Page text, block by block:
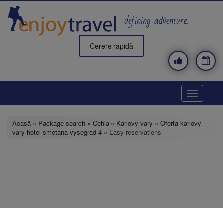
Mergi
conţinutul
principal
defining adventure..
Cerere rapidă
Toggle
Acasă » Package-search » Cehia » Karlovy-vary » Oferta-karlovy-
vary-hotel-smetana-vysegrad-4 » Easy reservations